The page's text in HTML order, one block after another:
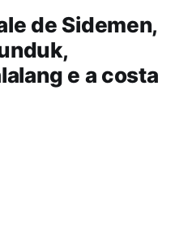
de Sidemen,
e a costa